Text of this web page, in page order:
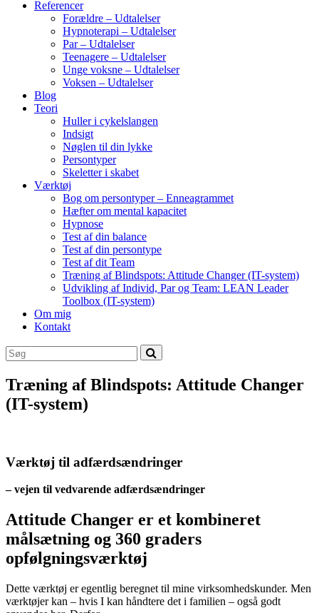
Referencer
Forældre – Udtalelser
Hypnoterapi – Udtalelser
Par – Udtalelser
Teenagere – Udtalelser
Unge voksne – Udtalelser
Voksen – Udtalelser
Blog
Teori
Huller i cykelslangen
Indsigt
Nøglen til din lykke
Persontyper
Skeletter i skabet
Værktøj
Bog om persontyper – Enneagrammet
Hæfter om mental kapacitet
Hypnose
Test af din balance
Test af din persontype
Test af dit Team
Træning af Blindspots: Attitude Changer (IT-system)
Udvikling af Individ, Par og Team: LEAN Leader
Toolbox (IT-system)
Om mig
Kontakt
Træning af Blindspots: Attitude Changer
(IT-system)
Værktøj til adfærdsændringer
– vejen til vedvarende adfærdsændringer
Attitude Changer er et kombineret
målsætning og 360 graders
opfølgningsværktøj
Dette værktøj er egentlig beregnet til mine virksomhedskunder. Men
værktøjer kan – hvis I kan håndtere det i familien – også godt